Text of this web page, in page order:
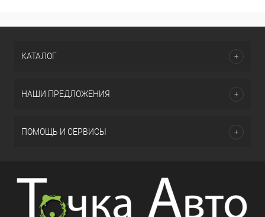
КАТАЛОГ
НАШИ ПРЕДЛОЖЕНИЯ
ПОМОЩЬ И СЕРВИСЫ